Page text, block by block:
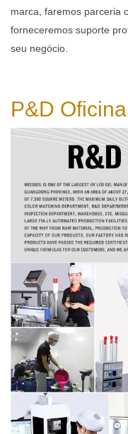
marca, faremos parceria
forneceremos suporte
seu negócio.
P&D Oficina